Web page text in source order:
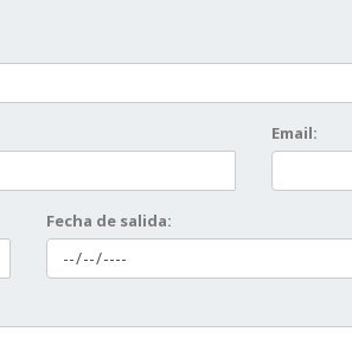
Email:
Fecha de salida: